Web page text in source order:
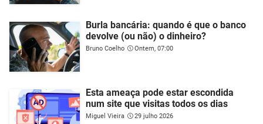
Burla bancária: quando é que o banco
devolve (ou não) o dinheiro?
Bruno Coelho Ontem, 07:00
Esta ameaça pode estar escondida
num site que visitas todos os dias
Miguel Vieira 29 julho 2026